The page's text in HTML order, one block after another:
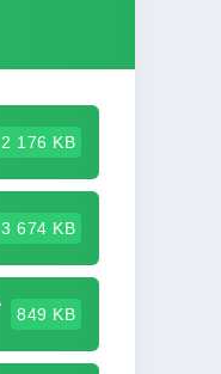
2 176 KB
3 674 KB
849 KB